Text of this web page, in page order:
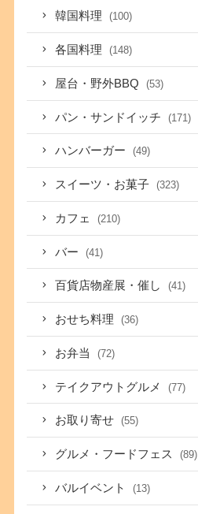
韓国料理 (100)
各国料理 (148)
屋台・野外BBQ (53)
パン・サンドイッチ (171)
ハンバーガー (49)
スイーツ・お菓子 (323)
カフェ (210)
バー (41)
百貨店物産展・催し (41)
おせち料理 (36)
お弁当 (72)
テイクアウトグルメ (77)
お取り寄せ (55)
グルメ・フードフェス (89)
バルイベント (13)